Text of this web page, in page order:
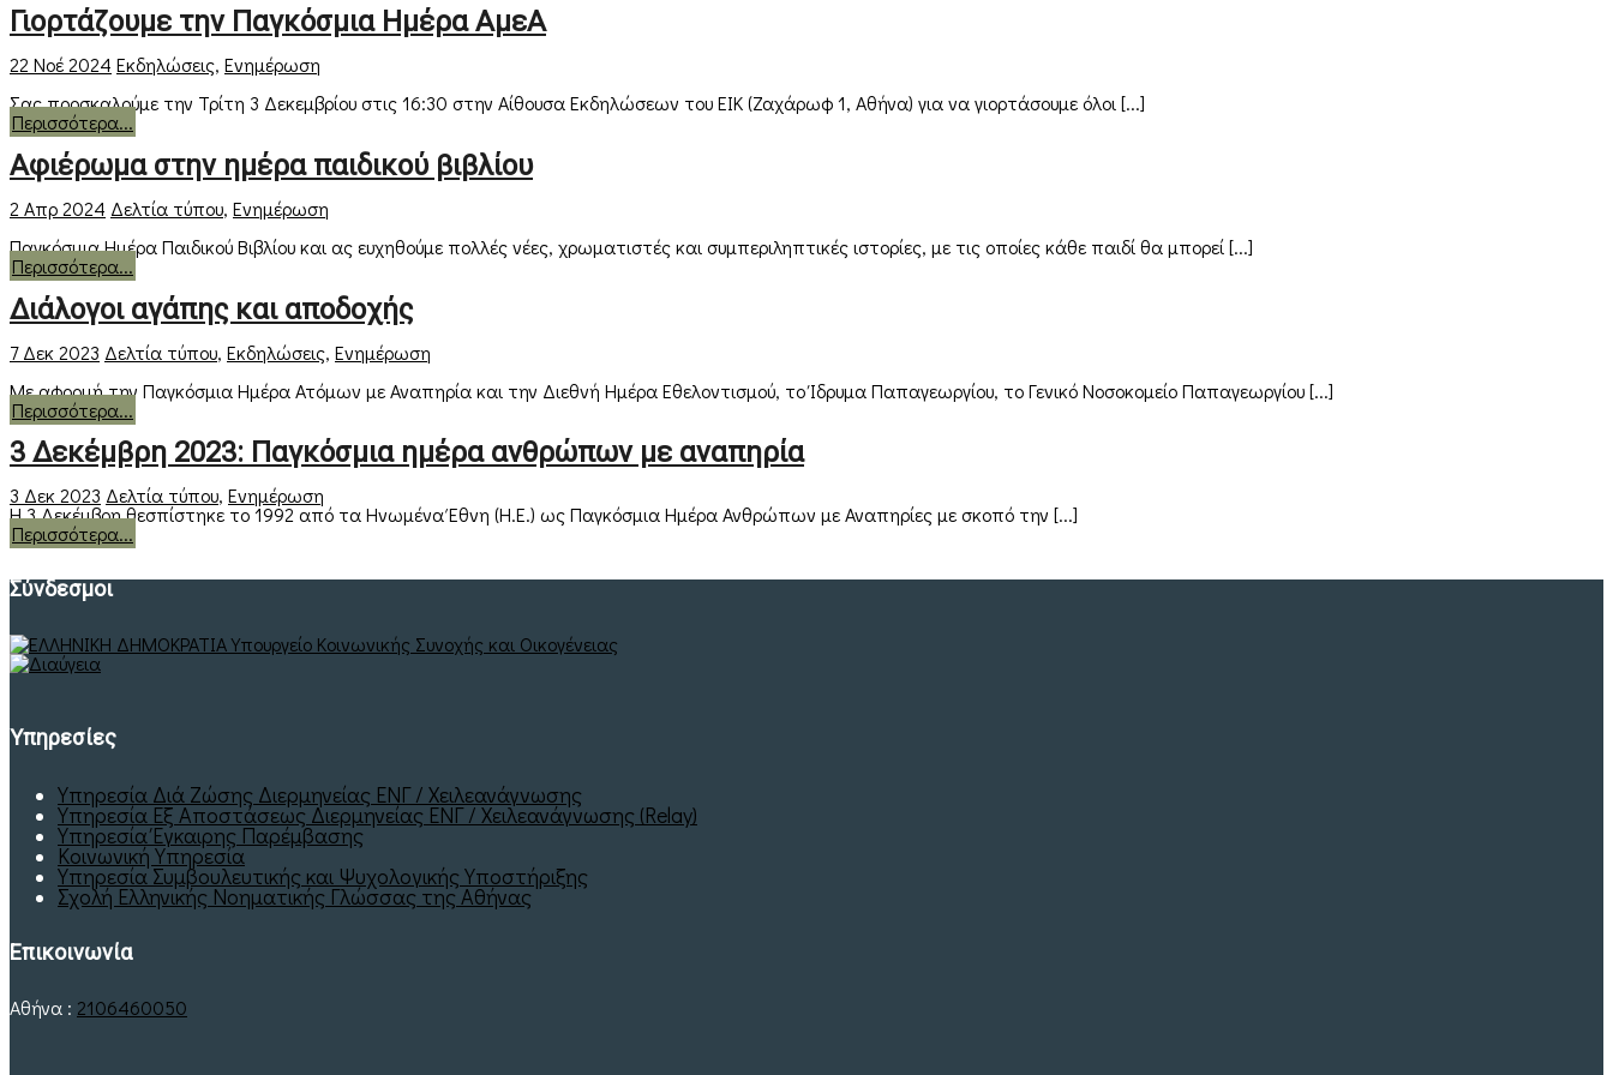
Γιορτάζουμε την Παγκόσμια Ημέρα ΑμεΑ
22 Νοέ 2024 Εκδηλώσεις, Ενημέρωση
Σας προσκαλούμε την Τρίτη 3 Δεκεμβρίου στις 16:30 στην Αίθουσα Εκδηλώσεων του ΕΙΚ (Ζαχάρωφ 1, Αθήνα) για να γιορτάσουμε όλοι [...]
Περισσότερα...
Αφιέρωμα στην ημέρα παιδικού βιβλίου
2 Απρ 2024 Δελτία τύπου, Ενημέρωση
Παγκόσμια Ημέρα Παιδικού Βιβλίου και ας ευχηθούμε πολλές νέες, χρωματιστές και συμπεριληπτικές ιστορίες, με τις οποίες κάθε παιδί θα μπορεί [...]
Περισσότερα...
Διάλογοι αγάπης και αποδοχής
7 Δεκ 2023 Δελτία τύπου, Εκδηλώσεις, Ενημέρωση
Με αφορμή την Παγκόσμια Ημέρα Ατόμων με Αναπηρία και την Διεθνή Ημέρα Εθελοντισμού, το Ίδρυμα Παπαγεωργίου, το Γενικό Νοσοκομείο Παπαγεωργίου [...]
Περισσότερα...
3 Δεκέμβρη 2023: Παγκόσμια ημέρα ανθρώπων με αναπηρία
3 Δεκ 2023 Δελτία τύπου, Ενημέρωση
Η 3 Δεκέμβρη θεσπίστηκε το 1992 από τα Ηνωμένα Έθνη (Η.Ε.) ως Παγκόσμια Ημέρα Ανθρώπων με Αναπηρίες με σκοπό την [...]
Περισσότερα...
Σύνδεσμοι
Υπηρεσίες
Υπηρεσία Διά Ζώσης Διερμηνείας ΕΝΓ / Χειλεανάγνωσης
Υπηρεσία Εξ Αποστάσεως Διερμηνείας ΕΝΓ / Χειλεανάγνωσης (Relay)
Υπηρεσία Έγκαιρης Παρέμβασης
Κοινωνική Υπηρεσία
Υπηρεσία Συμβουλευτικής και Ψυχολογικής Υποστήριξης
Σχολή Ελληνικής Νοηματικής Γλώσσας της Αθήνας
Επικοινωνία
Αθήνα : 2106460050